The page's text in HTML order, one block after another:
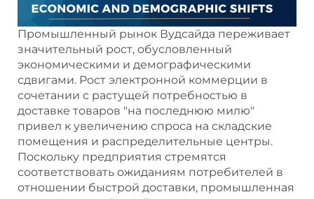
Промышленный рынок Вудсайда переживает
значительный рост, обусловленный
экономическими и демографическими
сдвигами. Рост электронной коммерции в
сочетании с растущей потребностью в
доставке товаров "на последнюю милю"
привел к увеличению спроса на складские
помещения и распределительные центры.
Поскольку предприятия стремятся
соответствовать ожиданиям потребителей в
отношении быстрой доставки, промышленная